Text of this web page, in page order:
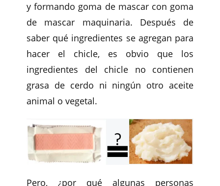
y formando goma de mascar con goma
de mascar maquinaria. Después de
saber qué ingredientes se agregan para
hacer el chicle, es obvio que los
ingredientes del chicle no contienen
grasa de cerdo ni ningún otro aceite
animal o vegetal.
Pero, ¿por qué algunas personas